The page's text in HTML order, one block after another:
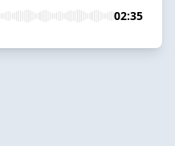
02:35